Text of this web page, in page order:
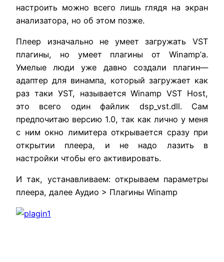
настроить можно всего лишь глядя на экран
анализатора, но об этом позже.
Плеер изначально не умеет загружать VST
плагины, но умеет плагины от Winamp’а.
Умелые
люди уже давно создали плагин—
адаптер для винампа, который загружает как
раз таки УSТ, называется Winamp VSТ Host,
это
всего один файлик dsp vst.dll. Сам
предпочитаю версию 1.0, так как лично у меня
с ним окно лимитера открывается сразу при
открытии
плеера, и не надо лазить
в
настройки чтобы его активировать.
И так, устанавливаем: открываем параметры
плеера, далее Аудио > Плагины Winamp